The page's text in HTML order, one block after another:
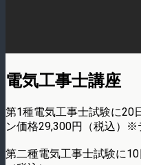
電気工事士講座
第1種電気工事士試験に20
ン価格29,300円（税込）※
第二種電気工事士試験に